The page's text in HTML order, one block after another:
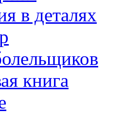
в деталях
книга